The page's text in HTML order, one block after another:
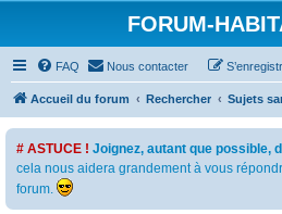
FORUM-
FAQ Nous contacter
Accueil du forum Rechercher Sujets
# ASTUCE ! Joignez, autant que possible,
cela nous aidera grandement à vous
forum.